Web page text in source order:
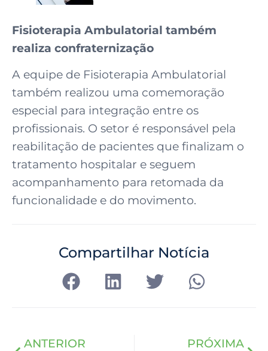
Fisioterapia Ambulatorial também
realiza confraternização
A equipe de Fisioterapia Ambulatorial
também realizou uma comemoração
especial para integração entre os
profissionais. O setor é responsável pela
reabilitação de pacientes que finalizam o
tratamento hospitalar e seguem
acompanhamento para retomada da
funcionalidade e do movimento.
Compartilhar Notícia
ANTERIOR PRÓXIMA